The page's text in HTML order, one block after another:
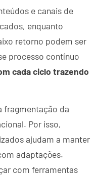
e canais de
enquanto
retorno podem ser
processo contínuo
cada ciclo trazendo
fragmentação da
Por isso,
ajudam a manter
adaptações.
com ferramentas